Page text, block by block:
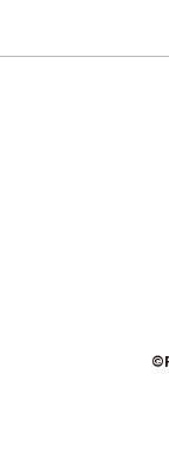
©